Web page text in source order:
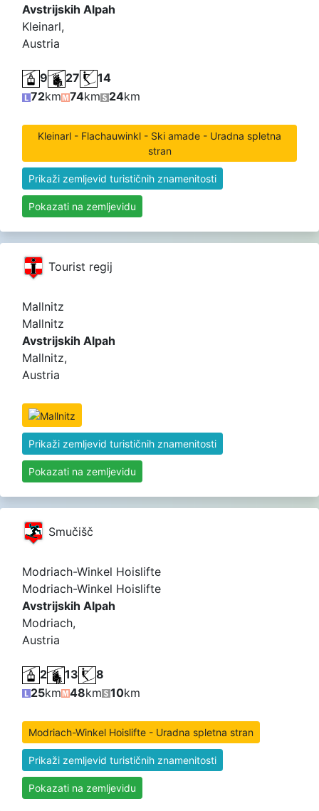
Avstrijskih Alpah
Kleinarl,
Austria
9 27
14
72km 74km 24km
Kleinarl - Flachauwinkl - Ski amade - Uradna spletna
stran
Prikaži zemljevid turističnih znamenitosti
Pokazati na zemljevidu
Tourist regij
Mallnitz
Mallnitz
Avstrijskih Alpah
Mallnitz,
Austria
Prikaži zemljevid turističnih znamenitosti
Pokazati na zemljevidu
Smučišč
Modriach-Winkel Hoislifte
Modriach-Winkel Hoislifte
Avstrijskih Alpah
Modriach,
Austria
2 13
8
25km 48km 10km
Modriach-Winkel Hoislifte - Uradna spletna stran
Prikaži zemljevid turističnih znamenitosti
Pokazati na zemljevidu